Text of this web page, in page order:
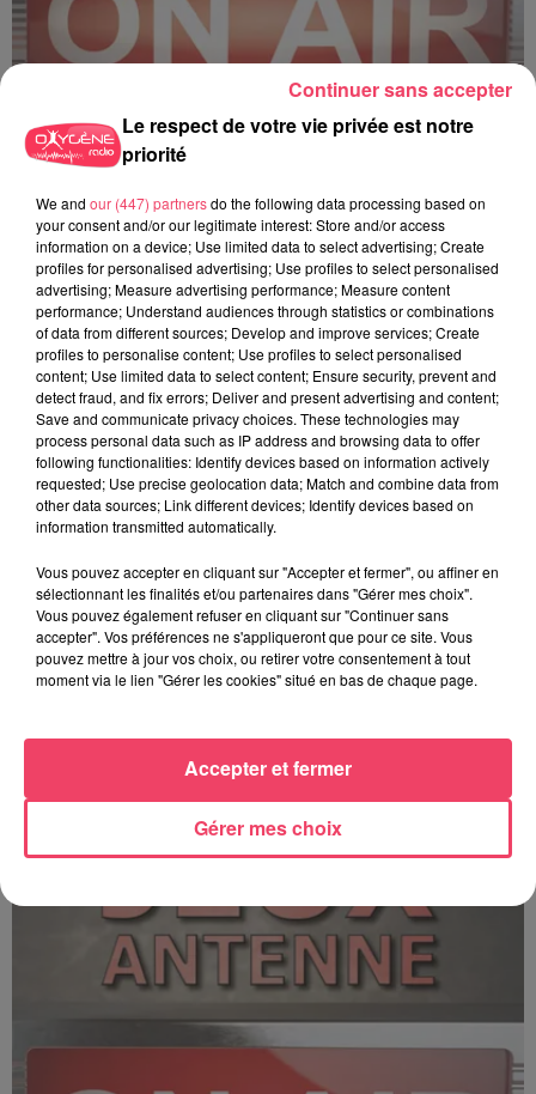
C'est plus ou c'est moins ? - 17 06 2026
Le respect de votre vie privée est notre
priorité
We and our (447) partnersdo the following data processing based on
your consent and/or our legitimate interest: Store and/or access
information on a device; Use limited data to select advertising; Create
profiles for personalised advertising; Use profiles to select personalised
advertising; Measure advertising performance; Measure content
performance; Understand audiences through statistics or combinations
of data from different sources; Develop and improve services; Create
profiles to personalise content; Use profiles to select personalised
content; Use limited data to select content; Ensure security, prevent and
detect fraud, and fix errors; Deliver and present advertising and content;
Save and communicate privacy choices. These technologies may
process personal data such as IP address and browsing data to offer
following functionalities: Identify devices based on information actively
requested; Use precise geolocation data; Match and combine data from
other data sources; Link different devices; Identify devices based on
information transmitted automatically.
Vous pouvez accepter en cliquant sur "Accepter et fermer", ou affiner en
sélectionnant les finalités et/ou partenaires dans "Gérer mes choix".
Vous pouvez également refuser en cliquant sur "Continuer sans
accepter". Vos préférences ne s'appliqueront que pour ce site. Vous
pouvez mettre à jour vos choix, ou retirer votre consentement à tout
moment via le lien "Gérer les cookies" situé en bas de chaque page.
Gérer mes choix
Accepter et fermer
Continuer sans accepter